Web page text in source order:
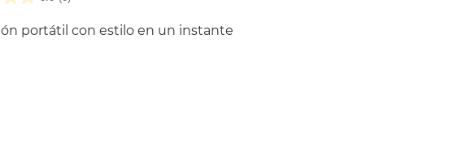
portátil con estilo en un instante